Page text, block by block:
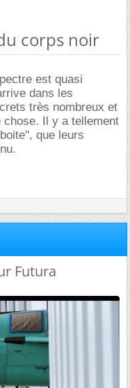
corps noir
est quasi
dans les
très nombreux et
Il y a tellement
que leurs
Futura